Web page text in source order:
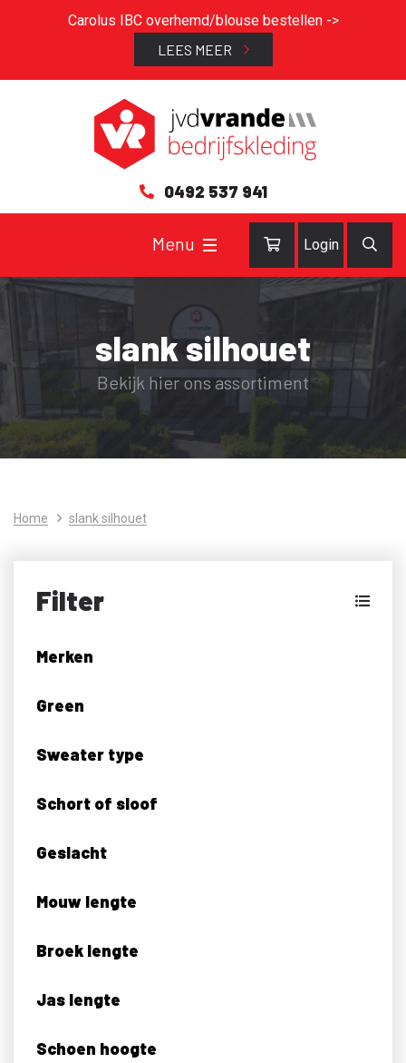
Carolus IBC overhemd/blouse bestellen ->
LEES MEER
0492 537 941
Login
slank silhouet
Bekijk hier ons assortiment
Home slank silhouet
Filter
Merken
Green
Sweater type
Schort of sloof
Geslacht
Mouw lengte
Broek lengte
Jas lengte
Schoen hoogte